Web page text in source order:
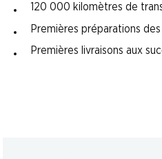
120 000 kilomètres de
Premières préparations des
Premières livraisons aux